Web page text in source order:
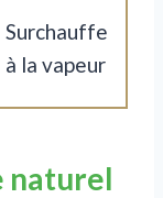
Surchauffe
à la vapeur
naturel